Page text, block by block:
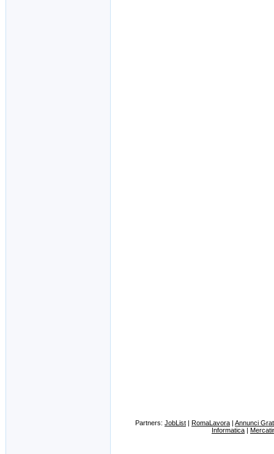
Partners: JobList | RomaLavora | Annunci
Informatica |